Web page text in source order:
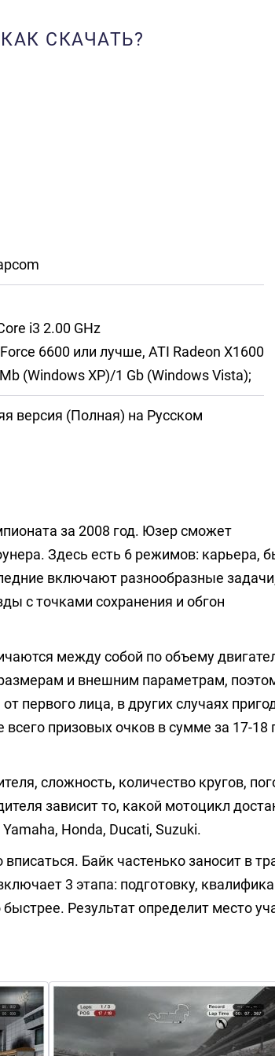
КАК СКАЧАТЬ?
i3 2.00 GHz
6600 или лучше, ATI Radeon X1600
(Windows XP)/1 Gb (Windows Vista);
версия (Полная) на Русском
за 2008 год. Юзер сможет
Здесь есть 6 режимов: карьера,
включают разнообразные
с точками сохранения и обгон
между собой по объему
и внешним параметрам,
первого лица, в других случаях
призовых очков в сумме за 17-18
сложность, количество кругов,
зависит то, какой мотоцикл
Honda, Ducati, Suzuki.
Байк частенько заносит в
3 этапа: подготовку,
Результат определит место